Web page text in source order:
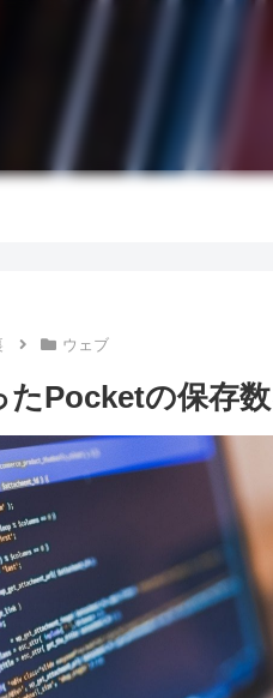
ウェブ
Pocketの保存